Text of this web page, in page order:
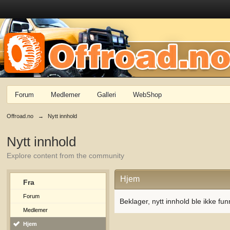
Forum Medlemer Galleri WebShop
Offroad.no → Nytt innhold
Nytt innhold
Explore content from the community
Fra
Forum
Medlemer
Hjem
Hjem
Beklager, nytt innhold ble ikke